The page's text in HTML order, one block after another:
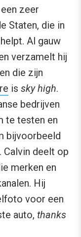
zeer
Staten, die in
Al gauw
en verzamelt hij
die zijn
is sky high.
bedrijven
te testen en
bijvoorbeeld
Calvin deelt op
merken en
Hij
voor een
auto, thanks